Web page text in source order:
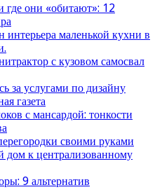
где они «обитают»: 12
интерьера маленькой кухни в
с кузовом самосвал
за услугами по дизайну
газета
с мансардой: тонкости
своими руками
дом к централизованному
9 альтернатив